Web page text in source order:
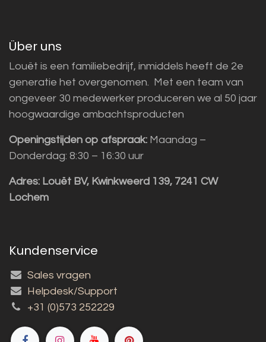
Über uns
Louët is een familiebedrijf, inmiddels heeft de 2e
generatie het overgenomen. Met een team van
ongeveer 30 medewerker produceren we al 50 jaar
hoogwaardige ambachtsproducten
Openingstijden op afspraak: Maandag –
Donderdag: 8:30 – 16:30 uur
Adres: Louët BV, Kwinkweerd 139, 7241 CW
Lochem
Kundenservice
Sales vragen
Helpdesk/Support
+31 (0)573 252229